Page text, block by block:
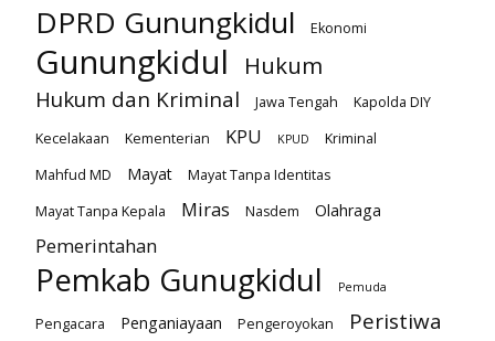
DPRD Gunungkidul Ekonomi
Gunungkidul Hukum
Hukum dan Kriminal Jawa Tengah
Kapolda DIY
Kecelakaan
Kementerian KPU KPUD
Kriminal
Mahfud MD
Mayat
Mayat Tanpa Identitas
Mayat Tanpa Kepala
Miras Nasdem Olahraga
Pemerintahan
Pemkab Gunugkidul Pemuda
Pengacara Penganiayaan Pengeroyokan Peristiwa